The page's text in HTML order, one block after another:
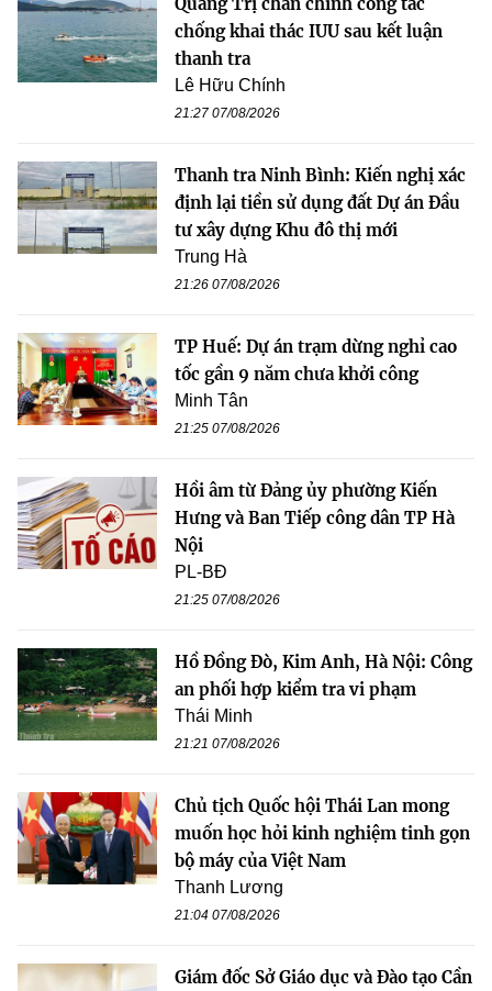
chống khai thác IUU sau kết luận
thanh tra
Lê Hữu Chính
21:27 07/08/2026
Thanh tra Ninh Bình: Kiến nghị xác
định lại tiền sử dụng đất Dự án Đầu
tư xây dựng Khu đô thị mới
Trung Hà
21:26 07/08/2026
TP Huế: Dự án trạm dừng nghỉ cao
tốc gần 9 năm chưa khởi công
Minh Tân
21:25 07/08/2026
Hồi âm từ Đảng ủy phường Kiến
Hưng và Ban Tiếp công dân TP Hà
Nội
PL-BĐ
21:25 07/08/2026
Hồ Đồng Đò, Kim Anh, Hà Nội: Công
an phối hợp kiểm tra vi phạm
Thái Minh
21:21 07/08/2026
Chủ tịch Quốc hội Thái Lan mong
muốn học hỏi kinh nghiệm tinh gọn
bộ máy của Việt Nam
Thanh Lương
21:04 07/08/2026
Giám đốc Sở Giáo dục và Đào tạo Cần